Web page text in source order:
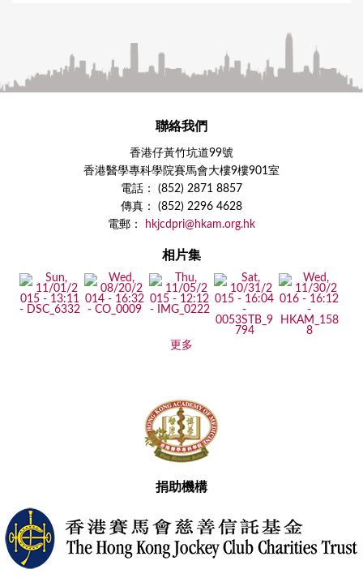
聯絡我們
香港仔黃竹坑道99號
香港醫學專科學院賽馬會大樓9樓901室
電話： (852) 2871 8857
傳真： (852) 2296 4628
電郵：
hkjcdpri@hkam.org.hk
相片集
更多
捐助機構